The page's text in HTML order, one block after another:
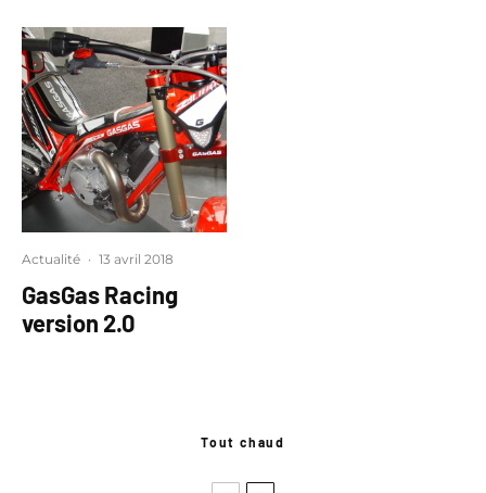
Actualité · 13 avril 2018
GasGas Racing
version 2.0
Tout chaud